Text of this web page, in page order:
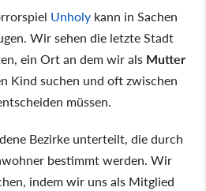
Unholy kann in Sachen
Wir sehen die letzte Stadt
ein Ort an dem wir als Mutter
Kind suchen und oft zwischen
müssen.
Bezirke unterteilt, die durch
bestimmt werden. Wir
indem wir uns als Mitglied